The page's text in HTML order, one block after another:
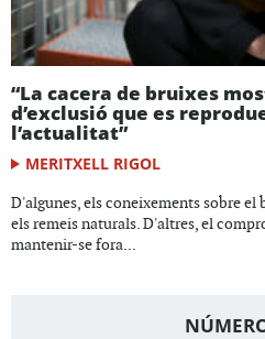
“La cacera de bruixes
d’exclusió que es
l’actualitat”
MERITXELL RIGOL
D'algunes, els coneixements sobre el
els remeis naturals. D'altres, el
mantenir-se fora...